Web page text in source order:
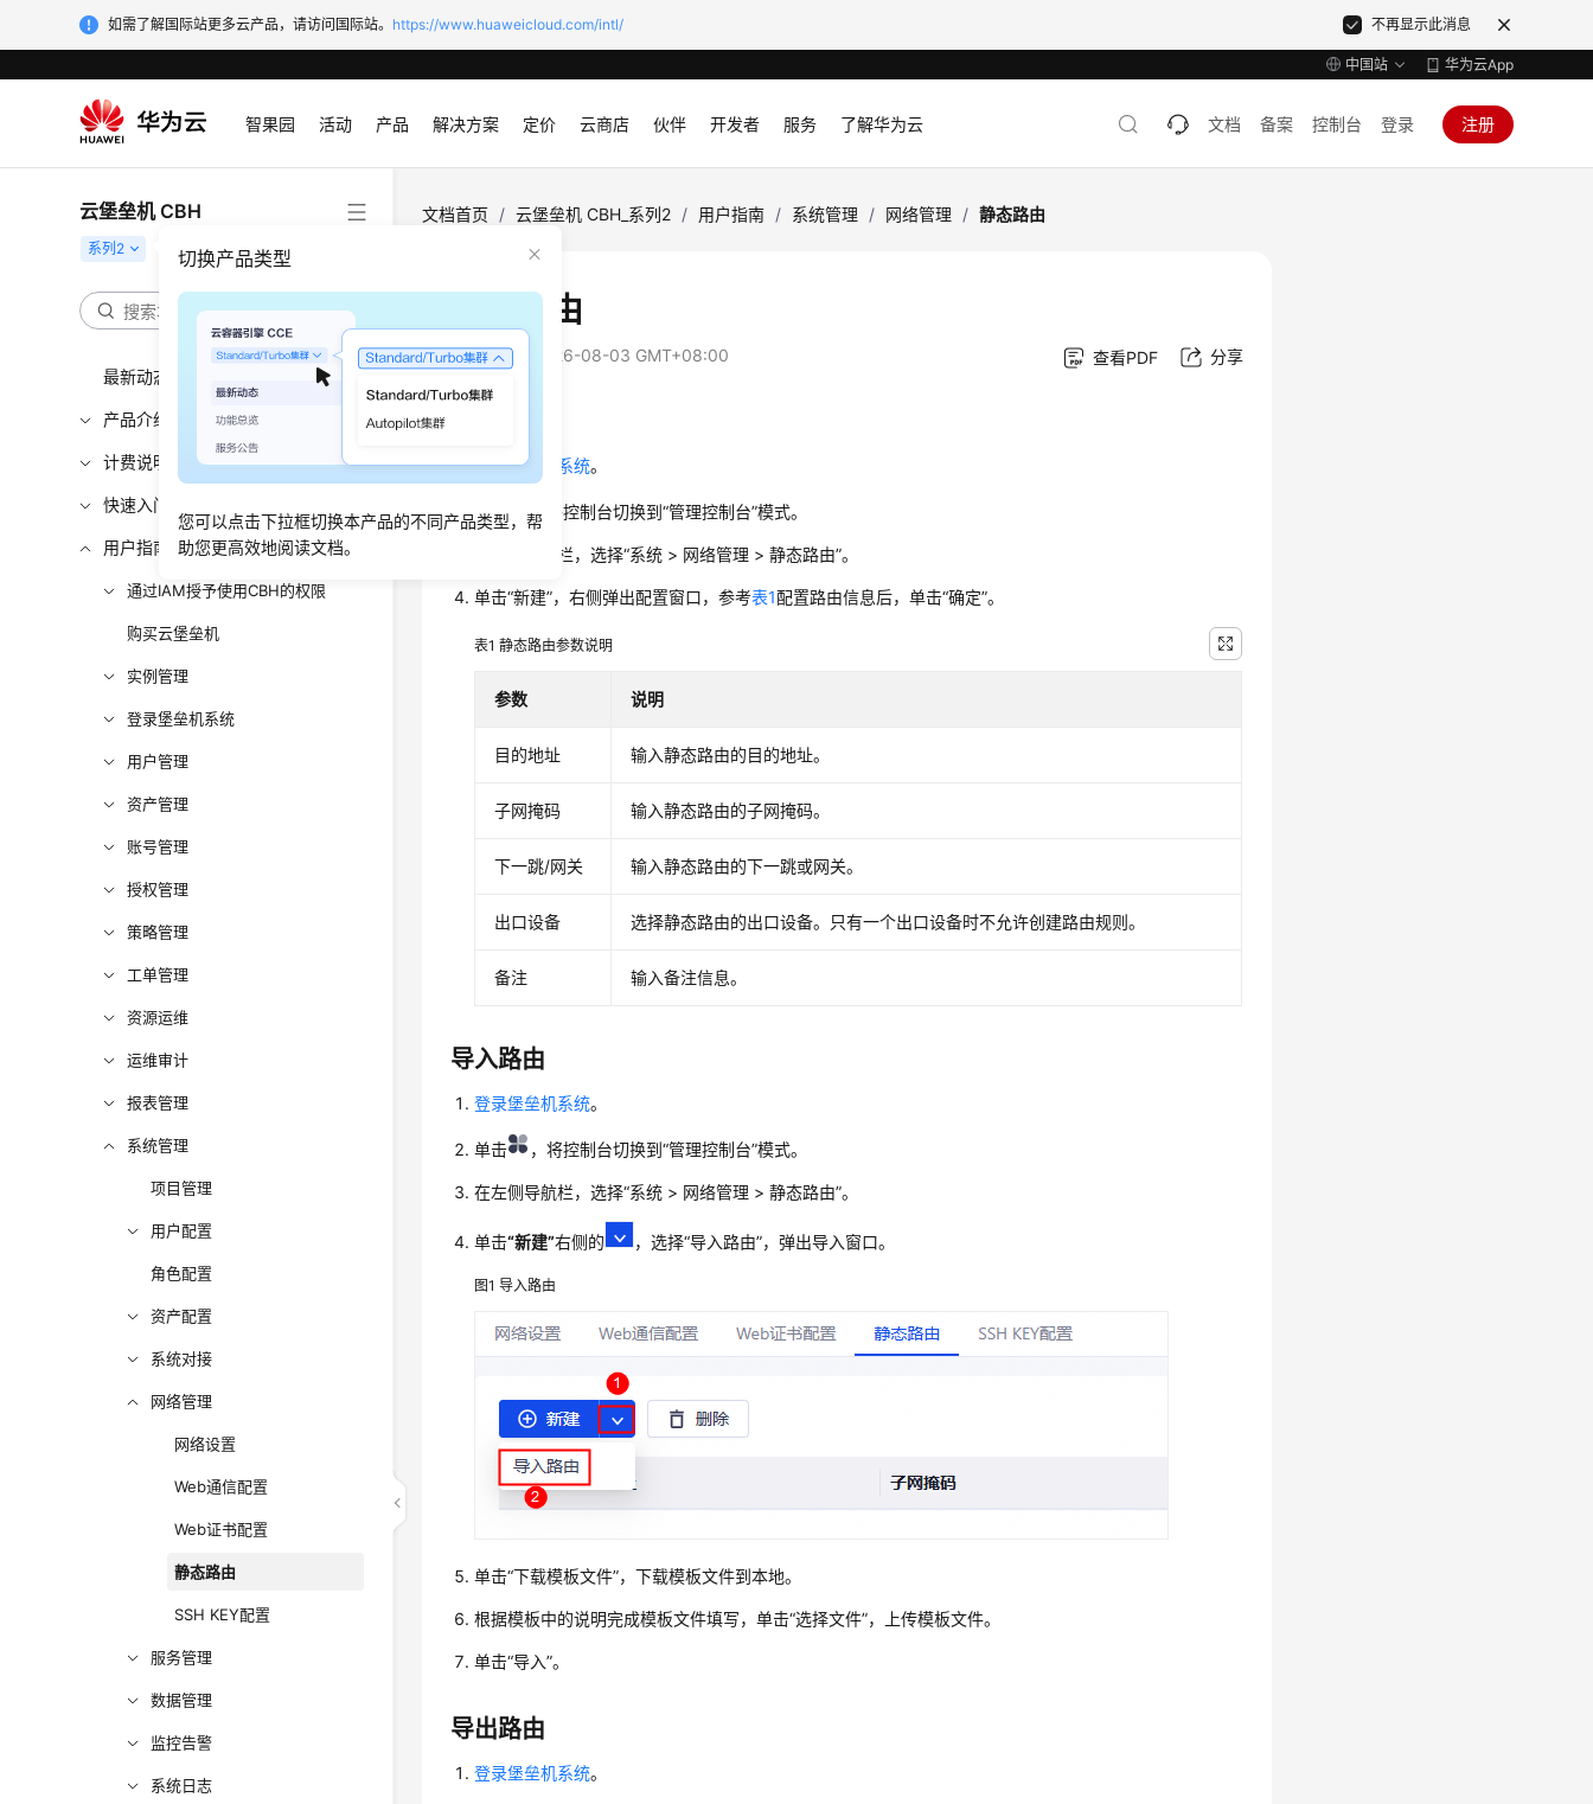
如需了解国际站更多云产品，请访问国际站。 https://www.huaweicloud.com/intl/ 不再显示此消息
中国站 华为云App
智果园 活动 产品 解决方案 定价 云商店 伙伴 开发者 服务 了解华为云 文档 备案 控制台 登录 注册
云堡垒机 CBH
切换产品类型
您可以点击下拉框切换本产品的不同产品类型，帮
助您更高效地阅读文档。
最新动态
产品介绍
计费说明
快速入门
用户指南
通过IAM授予使用CBH的权限
购买云堡垒机
实例管理
登录堡垒机系统
用户管理
资产管理
账号管理
授权管理
策略管理
工单管理
资源运维
运维审计
报表管理
系统管理
项目管理
用户配置
角色配置
资产配置
系统对接
网络管理
网络设置
Web通信配置
Web证书配置
静态路由
SSH KEY配置
服务管理
数据管理
监控告警
系统日志
文档首页 / 云堡垒机 CBH_系列2 / 用户指南 / 系统管理 / 网络管理 / 静态路由
静态路由
更新时间： 2026-08-03 GMT+08:00 查看PDF 分享
登录堡垒机系统。
单击 ，将控制台切换到“管理控制台”模式。
在左侧导航栏，选择“系统 > 网络管理 >静态路由”。
单击“新建”，右侧弹出配置窗口，参考表1配置路由信息后，单击“确定”。
表1静态路由参数说明
参数 说明
目的地址 输入静态路由的目的地址。
子网掩码 输入静态路由的子网掩码。
下一跳/网关 输入静态路由的下一跳或网关。
出口设备 选择静态路由的出口设备。只有一个出口设备时不允许创建路由规则。
备注 输入备注信息。
导入路由
登录堡垒机系统。
单击 ，将控制台切换到“管理控制台”模式。
在左侧导航栏，选择“系统 > 网络管理 >静态路由”。
单击“新建”右侧的 ，选择“导入路由”，弹出导入窗口。
图1导入路由
单击“下载模板文件”，下载模板文件到本地。
根据模板中的说明完成模板文件填写，单击“选择文件”，上传模板文件。
单击“导入”。
导出路由
登录堡垒机系统。